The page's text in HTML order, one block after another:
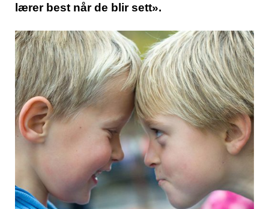
lærer best når de blir sett».